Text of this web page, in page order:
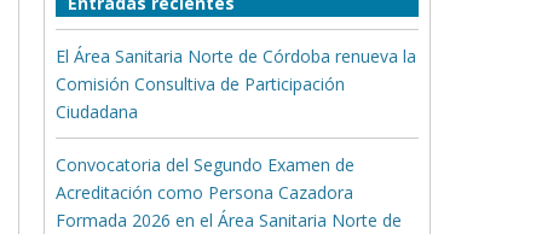
El Área Sanitaria Norte de Córdoba renueva la
Comisión Consultiva de Participación
Ciudadana
Convocatoria del Segundo Examen de
Acreditación como Persona Cazadora
Formada 2026 en el Área Sanitaria Norte de